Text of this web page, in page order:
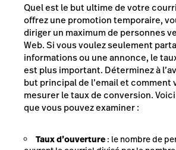
Quel est le but ultime de votre
offrez une promotion temporaire,
diriger un maximum de personnes
Web. Si vous voulez seulement
informations ou une annonce, le
est plus important. Déterminez à
but principal de l’email et comment
mesurer le taux de conversion.
que vous pouvez examiner :
Taux d’ouverture : le nombre de